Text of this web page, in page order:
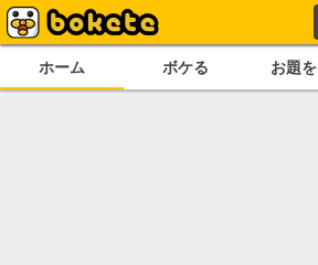
ホーム ボケる お題